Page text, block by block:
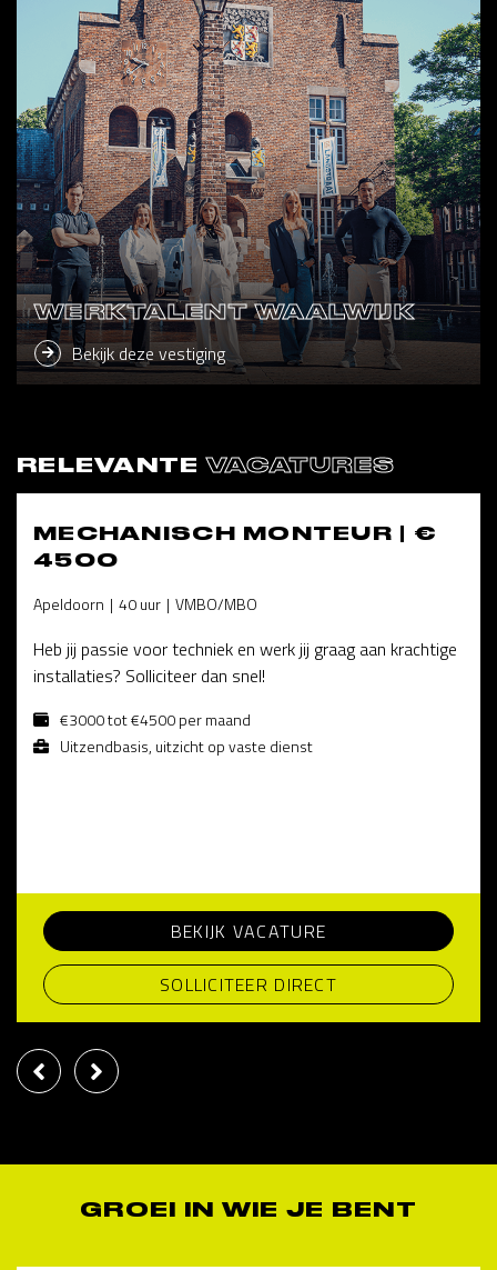
WERKTALENT WAALWIJK
Bekijk deze vestiging
RELEVANTEVACATURES
MECHANISCH MONTEUR | €
4500
Apeldoorn 40 uur VMBO/MBO
Heb jij passie voor techniek en werk jij graag aan krachtige
installaties? Solliciteer dan snel!
€3000 tot €4500 per maand
Uitzendbasis, uitzicht op vaste dienst
BEKIJK VACATURE
SOLLICITEER DIRECT
GROEI IN WIE JE BENT